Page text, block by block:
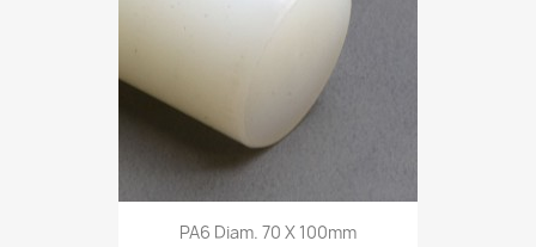
PA6 Diam. 70 X 100mm